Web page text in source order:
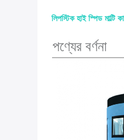
লিপস্টিক হাই স্পিড মাল্টি
পণ্যের বর্ণনা